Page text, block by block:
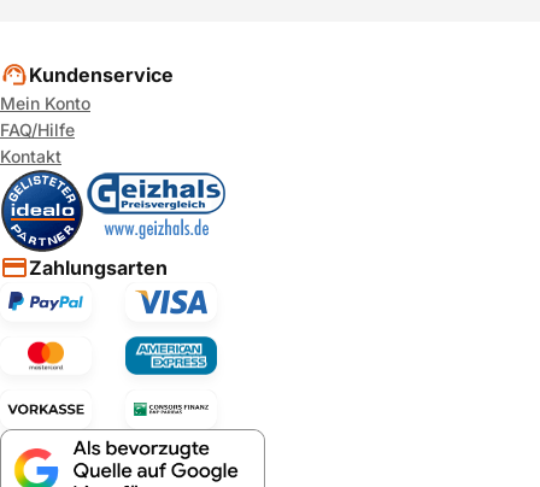
Kundenservice
Mein Konto
FAQ/Hilfe
Kontakt
Zahlungsarten